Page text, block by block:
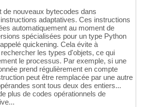
de nouveaux bytecodes dans
adaptatives. Ces instructions
automatiquement au moment de
spécialisées pour un type Python
quickening. Cela évite à
les types d'objets, ce qui
le processus. Par exemple, si une
prend régulièrement en compte
peut être remplacée par une autre
sont tous deux des entiers...
plus de codes opérationnels de